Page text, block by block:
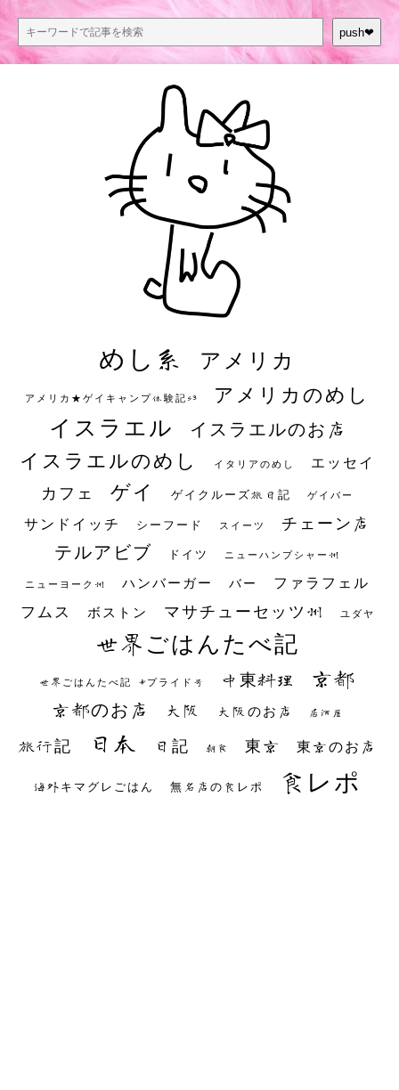
push❤︎
めし系 アメリカ
アメリカ★ゲイキャンプ体験記S3 アメリカのめし
イスラエル イスラエルのお店
イスラエルのめし イタリアのめし エッセイ
カフェ ゲイ ゲイクルーズ旅日記 ゲイバー
サンドイッチ シーフード スイーツ チェーン店
テルアビブ ドイツ ニューハンプシャー州
ニューヨーク州 ハンバーガー バー ファラフェル
フムス ボストン マサチューセッツ州 ユダヤ
世界ごはんたべ記
世界ごはんたべ記 #プライド号 中東料理 京都
京都のお店 大阪 大阪のお店 居酒屋
旅行記 日本 日記 朝食 東京 東京のお店
海外キマグレごはん 無名店の食レポ 食レポ